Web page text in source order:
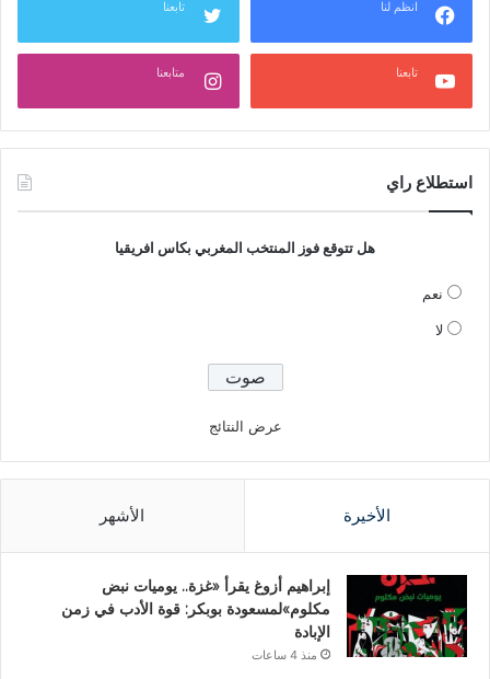
انظم لنا تابعنا
تابعنا متابعنا
استطلاع راي
هل تتوقع فوز المنتخب المغربي بكاس افريقيا
نعم
لا
عرض النتائج
الأخيرة الأشهر
إبراهيم أزوغ يقرأ «غزة.. يوميات نبض
مكلوم»لمسعودة بوبكر: قوة الأدب في زمن
الإبادة
منذ 4 ساعات